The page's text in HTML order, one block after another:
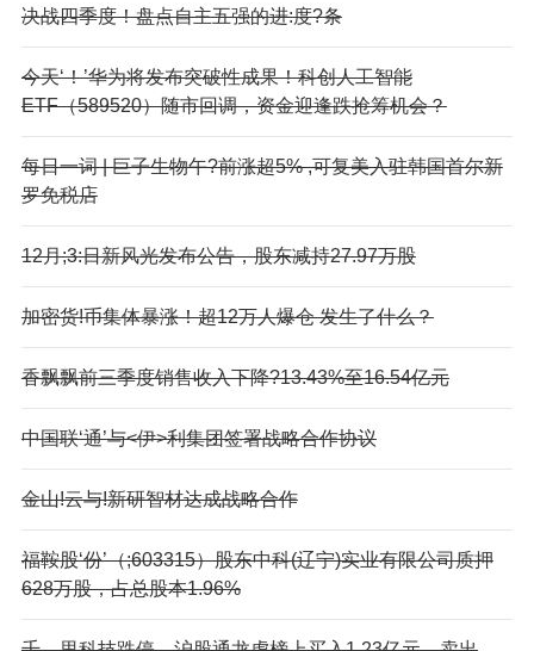
决战四季度！盘点自主五强的进:度?条
今天‘！’华为将发布突破性成果！科创人工智能
ETF（589520）随市回调，资金迎逢跌抢筹机会？
每日一词 | 巨子生物午?前涨超5% ,可复美入驻韩国首尔新
罗免税店
12月;3:日新风光发布公告，股东减持27.97万股
加密货!币集体暴涨！超12万人爆仓 发生了什么？
香飘飘前三季度销售收入下降?13.43%至16.54亿元
中国联‘通’与<伊>利集团签署战略合作协议
金山!云与!新研智材达成战略合作
福鞍股‘份’（;603315）股东中科(辽宁)实业有限公司质押
628万股，占总股本1.96%